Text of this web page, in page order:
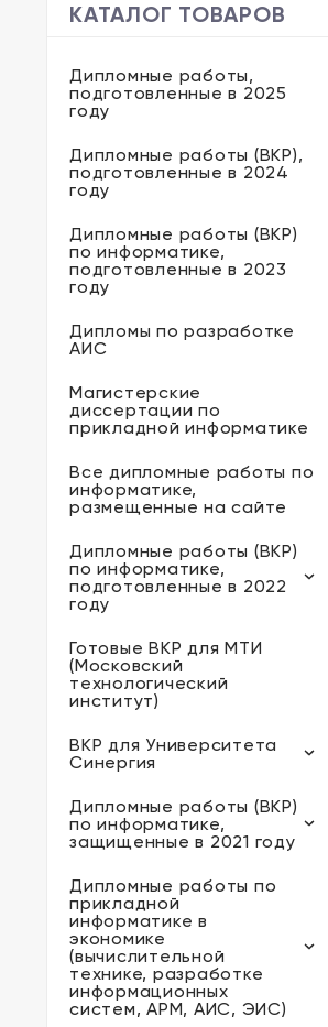
КАТАЛОГ ТОВАРОВ
Дипломные работы,
подготовленные в 2025
году
Дипломные работы (ВКР),
подготовленные в 2024
году
Дипломные работы (ВКР)
по информатике,
подготовленные в 2023
году
Дипломы по разработке
АИС
Магистерские
диссертации по
прикладной информатике
Все дипломные работы по
информатике,
размещенные на сайте
Дипломные работы (ВКР)
по информатике,
подготовленные в 2022
году
Готовые ВКР для МТИ
(Московский
технологический
институт)
ВКР для Университета
Синергия
Дипломные работы (ВКР)
по информатике,
защищенные в 2021 году
Дипломные работы по
прикладной
информатике в
экономике
(вычислительной
технике, разработке
информационных
систем, АРМ, АИС, ЭИС)